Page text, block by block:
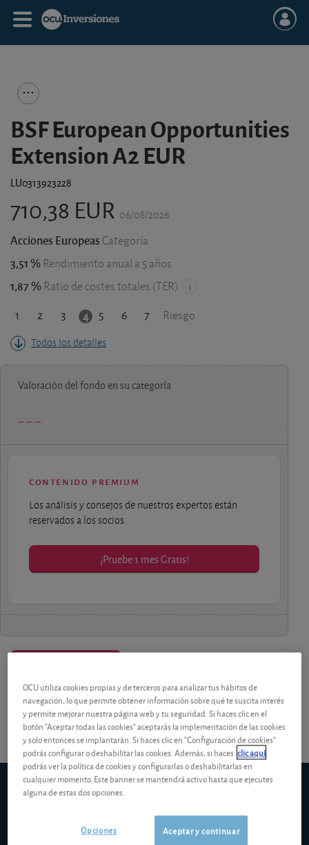
BSF European Opportunities
Extension A2 EUR
LU0313923228
710,38 EUR 06/08/2026
Acciones Europeas Categoría
3,51 % Rendimiento anual a 5 años
1,87 % Ratio de costes totales (TER)
1 2 3 4 5 6 7 Riesgo
Todos los detalles
Valoración del fondo en su categoría
contenido premium
Los análisis y consejos de nuestros expertos están
reservados a los socios.
¡Pruebe 1 mes Gratis!
expertos están reservados a los socios.
5d
BSF European Opportunities Extension A2 EUR
OCU utiliza cookies propias y de terceros para analizar tus hábitos de
navegación, lo que permite obtener información sobre qué te suscita interés
y permite mejorar nuestra página web y tu seguridad. Si haces clic en el
botón "Aceptar todas las cookies" aceptarás la implementación de las cookies
y solo entonces se implantarán. Si haces clic en "Configuración de cookies"
podrás configurar o deshabilitar las cookies. Además, si haces clic aquí
podrás ver la política de cookies y configurarlas o deshabilitarlas en
cualquier momento. Este banner se mantendrá activo hasta que ejecutes
alguna de estas dos opciones.
Aceptar y continuar
Opciones